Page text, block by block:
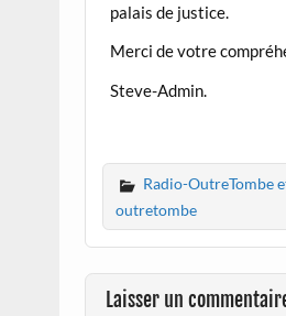
palais de justice.
Merci de votre
Steve-Admin.
Radio-OutreTombe
outretombe
Laisser un